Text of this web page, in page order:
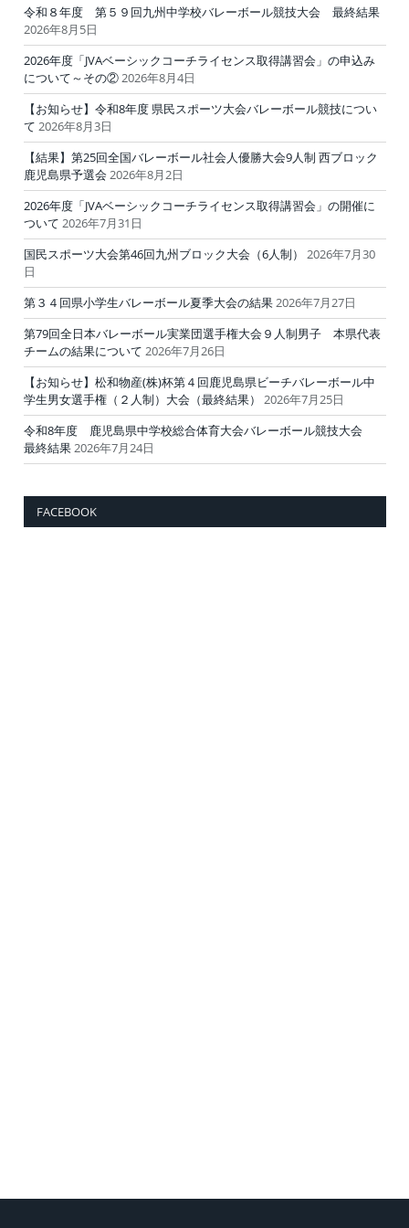
令和８年度 第５９回九州中学校バレーボール競技大会 最終結果
2026年8月5日
2026年度「JVAベーシックコーチライセンス取得講習会」の申込み
について～その②2026年8月4日
【お知らせ】令和8年度 県民スポーツ大会バレーボール競技につい
て 2026年8月3日
【結果】第25回全国バレーボール社会人優勝大会9人制 西ブロック
鹿児島県予選会 2026年8月2日
2026年度「JVAベーシックコーチライセンス取得講習会」の開催に
ついて 2026年7月31日
国民スポーツ大会第46回九州ブロック大会（6人制）
2026年7月30
日
第３４回県小学生バレーボール夏季大会の結果2026年7月27日
第79回全日本バレーボール実業団選手権大会９人制男子 本県代表
チームの結果について 2026年7月26日
【お知らせ】松和物産(株)杯第４回鹿児島県ビーチバレーボール中
学生男女選手権（２人制）大会（最終結果）
2026年7月25日
令和8年度 鹿児島県中学校総合体育大会バレーボール競技大会
最終結果2026年7月24日
FACEBOOK